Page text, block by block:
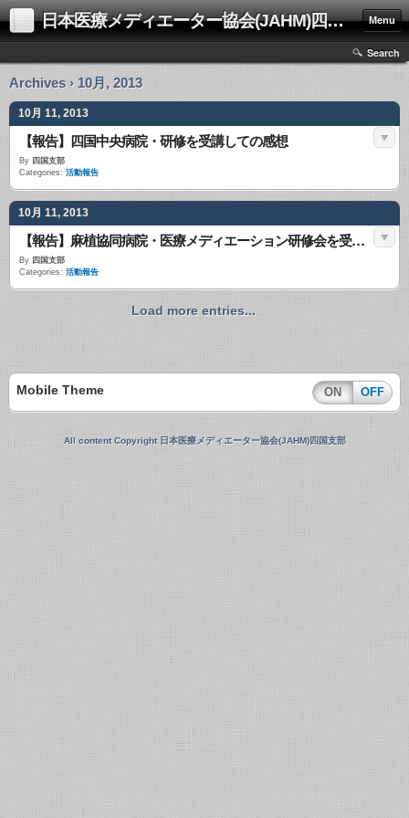
日本医療メディエーター協会(JAHM)四国支部 Menu
Search
Archives › 10月, 2013
10月 11, 2013
【報告】四国中央病院・研修を受講しての感想
By 四国支部
Categories: 活動報告
10月 11, 2013
【報告】麻植協同病院・医療メディエーション研修会を受講して
By 四国支部
Categories: 活動報告
Load more entries...
Mobile Theme ON OFF
All content Copyright 日本医療メディエーター協会(JAHM)四国支部